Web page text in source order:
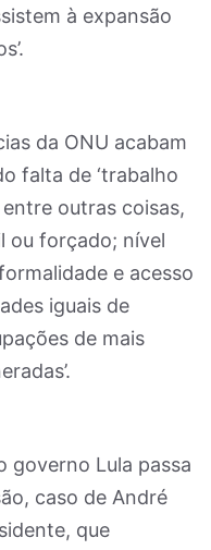
à expansão
da ONU acabam
falta de ‘trabalho
outras coisas,
ou forçado; nível
e acesso
iguais de
de mais
governo Lula passa
caso de André
que